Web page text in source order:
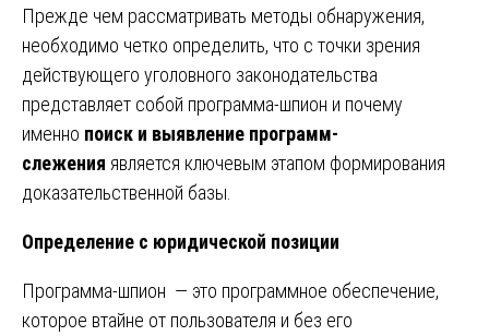
Прежде чем рассматривать методы обнаружения,
необходимо четко определить, что с точки зрения
действующего уголовного законодательства
представляет собой программа-шпион и почему
именно поиск и выявление программ-
слежения является ключевым этапом формирования
доказательственной базы.
Определение с юридической позиции
Программа-шпион — это программное обеспечение,
которое втайне от пользователя и без его